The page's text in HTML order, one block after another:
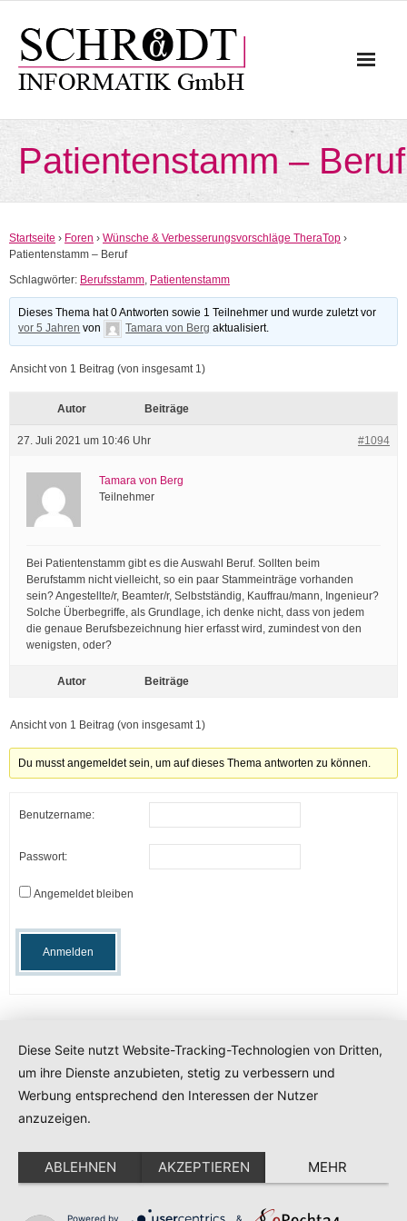
content
Patientenstamm – Beruf
Startseite › Foren › Wünsche & Verbesserungsvorschläge TheraTop ›
Patientenstamm – Beruf
Schlagwörter: Berufsstamm, Patientenstamm
Dieses Thema hat 0 Antworten sowie 1 Teilnehmer und wurde zuletzt vor
vor 5 Jahren von Tamara von Berg aktualisiert.
Ansicht von 1 Beitrag (von insgesamt 1)
Autor Beiträge
27. Juli 2021 um 10:46 Uhr #1094
Tamara von Berg
Teilnehmer
Bei Patientenstamm gibt es die Auswahl Beruf. Sollten beim
Berufstamm nicht vielleicht, so ein paar Stammeinträge vorhanden
sein? Angestellte/r, Beamter/r, Selbstständig, Kauffrau/mann, Ingenieur?
Solche Überbegriffe, als Grundlage, ich denke nicht, dass von jedem
die genaue Berufsbezeichnung hier erfasst wird, zumindest von den
wenigsten, oder?
Autor Beiträge
Ansicht von 1 Beitrag (von insgesamt 1)
Du musst angemeldet sein, um auf dieses Thema antworten zu können.
Benutzername:
Passwort:
Angemeldet bleiben
Anmelden
Developed byThink Up Themes Ltd. Powered byWordPress
Diese Seite nutzt Website-Tracking-Technologien von Dritten,
um ihre Dienste anzubieten, stetig zu verbessern und
Werbung entsprechend den Interessen der Nutzer
anzuzeigen.
ABLEHNEN AKZEPTIEREN MEHR
Powered by &
Diese Website benutzt Cookies. Wenn Sie die Website weiter